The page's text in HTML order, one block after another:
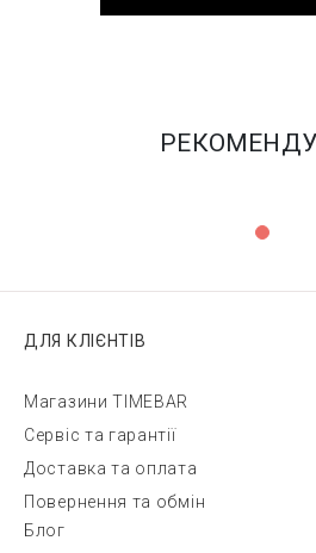
ДЛЯ КЛІЄНТІВ
Магазини TIMEBAR
Сервіс та гарантії
Доставка та оплата
Повернення та обмін
Блог